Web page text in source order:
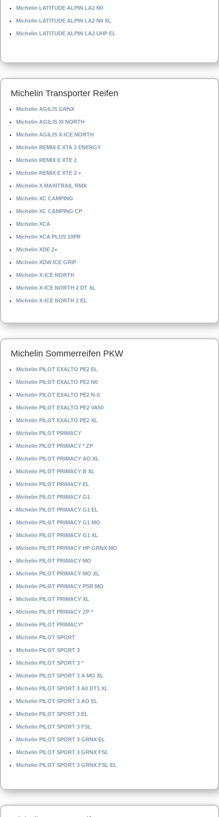
Michelin LATITUDE ALPIN LA2 N0
Michelin LATITUDE ALPIN LA2 N0 XL
Michelin LATITUDE ALPIN LA2 UHP EL
Michelin Transporter Reifen
Michelin AGILIS GRNX
Michelin AGILIS XI NORTH
Michelin AGILIS X-ICE NORTH
Michelin REMIX E XTA 2 ENERGY
Michelin REMIX E XTE 2
Michelin REMIX E XTE 2 +
Michelin X MAXITRAIL RMX
Michelin XC CAMPING
Michelin XC CAMPING CP
Michelin XCA
Michelin XCA PLUS 10PR
Michelin XDE 2+
Michelin XDW ICE GRIP
Michelin X-ICE NORTH
Michelin X-ICE NORTH 2 DT XL
Michelin X-ICE NORTH 2 EL
Michelin Sommerreifen PKW
Michelin PILOT EXALTO PE2 EL
Michelin PILOT EXALTO PE2 N0
Michelin PILOT EXALTO PE2 N-0
Michelin PILOT EXALTO PE2 VA50
Michelin PILOT EXALTO PE2 XL
Michelin PILOT PRIMACY
Michelin PILOT PRIMACY * ZP
Michelin PILOT PRIMACY AO XL
Michelin PILOT PRIMACY B XL
Michelin PILOT PRIMACY EL
Michelin PILOT PRIMACY G1
Michelin PILOT PRIMACY G1 EL
Michelin PILOT PRIMACY G1 MO
Michelin PILOT PRIMACY G1 XL
Michelin PILOT PRIMACY HP GRNX MO
Michelin PILOT PRIMACY MO
Michelin PILOT PRIMACY MO XL
Michelin PILOT PRIMACY PSR MO
Michelin PILOT PRIMACY XL
Michelin PILOT PRIMACY ZP *
Michelin PILOT PRIMACY*
Michelin PILOT SPORT
Michelin PILOT SPORT 3
Michelin PILOT SPORT 3 *
Michelin PILOT SPORT 3 A MO XL
Michelin PILOT SPORT 3 A0 DT1 XL
Michelin PILOT SPORT 3 AO EL
Michelin PILOT SPORT 3 EL
Michelin PILOT SPORT 3 FSL
Michelin PILOT SPORT 3 GRNX EL
Michelin PILOT SPORT 3 GRNX FSL
Michelin PILOT SPORT 3 GRNX FSL EL